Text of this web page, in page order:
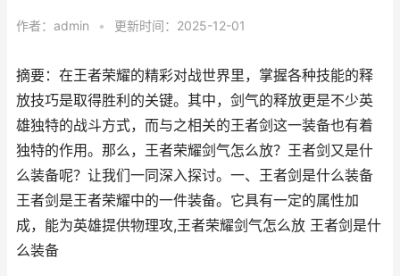
作者： admin • 更新时间：2025-12-01
摘要：在王者荣耀的精彩对战世界里，掌握各种技能的释
放技巧是取得胜利的关键。其中，剑气的释放更是不少英
雄独特的战斗方式，而与之相关的王者剑这一装备也有着
独特的作用。那么，王者荣耀剑气怎么放？王者剑又是什
么装备呢？让我们一同深入探讨。一、王者剑是什么装备
王者剑是王者荣耀中的一件装备。它具有一定的属性加
成，能为英雄提供物理攻,王者荣耀剑气怎么放 王者剑是什
么装备